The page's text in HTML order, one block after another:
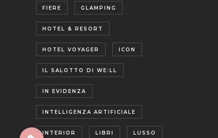
FIERE GLAMPING
HOTEL & RESORT
HOTEL VOYAGER ICON
IL SALOTTO DI WE:LL
IN EVIDENZA
INTELLIGENZA ARTIFICIALE
INTERIOR LIBRI LUSSO